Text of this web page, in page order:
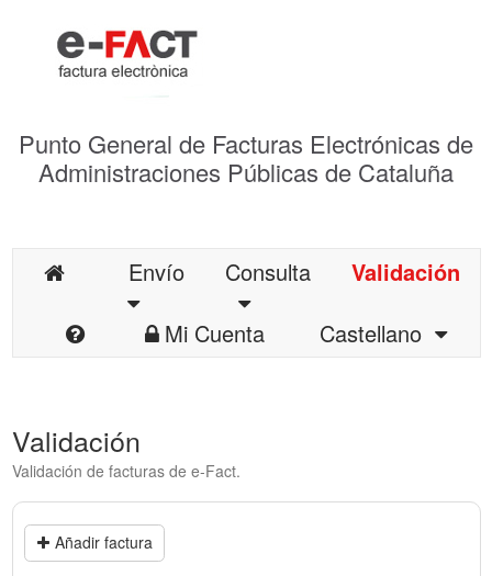
Punto General de Facturas Electrónicas de
Administraciones Públicas de Cataluña
Envío Consulta
Validación
Mi Cuenta
Castellano
Validación
Validación de facturas de e-Fact.
Añadir factura